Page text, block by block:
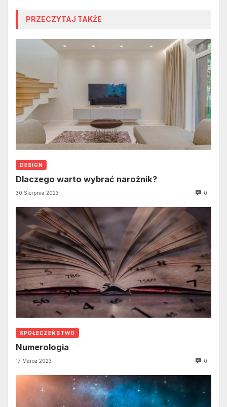
PRZECZYTAJ TAKŻE
DESIGN
Dlaczego warto wybrać narożnik?
30 Sierpnia 2023 0
SPOŁECZEŃSTWO
Numerologia
17 Marca 2023 0